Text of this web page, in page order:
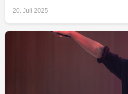
20. Juli 2025